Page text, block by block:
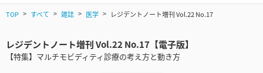
TOP すべて 雑誌 医学 レジデントノート増刊 Vol.22 No.17
レジデントノート増刊 Vol.22 No.17【電子版】
【特集】マルチモビディティ診療の考え方と動き方